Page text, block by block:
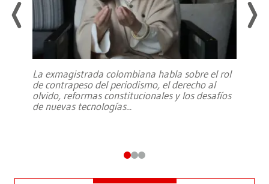
La exmagistrada colombiana habla sobre el rol
de contrapeso del periodismo, el derecho al
olvido, reformas constitucionales y los desafíos
de nuevas tecnologías...